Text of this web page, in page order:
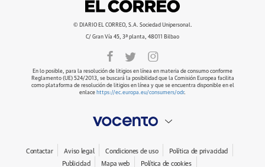
© DIARIO EL CORREO, S.A. Sociedad Unipersonal.
C/ Gran Vía 45, 3ª planta, 48011 Bilbao
En lo posible, para la resolución de litigios en línea en materia de consumo conforme
Reglamento (UE) 524/2013, se buscará la posibilidad que la Comisión Europea facilita
como plataforma de resolución de litigios en línea y que se encuentra disponible en el
enlace https://ec.europa.eu/consumers/odr.
Contactar Aviso legal Condiciones de uso
Política de privacidad
Publicidad
Mapa web Política de cookies